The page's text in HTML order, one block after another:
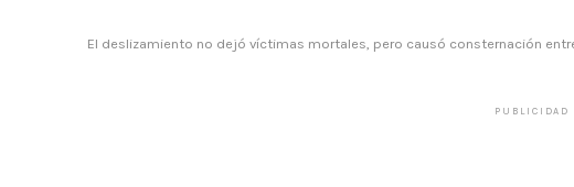
El deslizamiento no dejó víctimas mortales, pero causó consternación
PUBLICIDAD